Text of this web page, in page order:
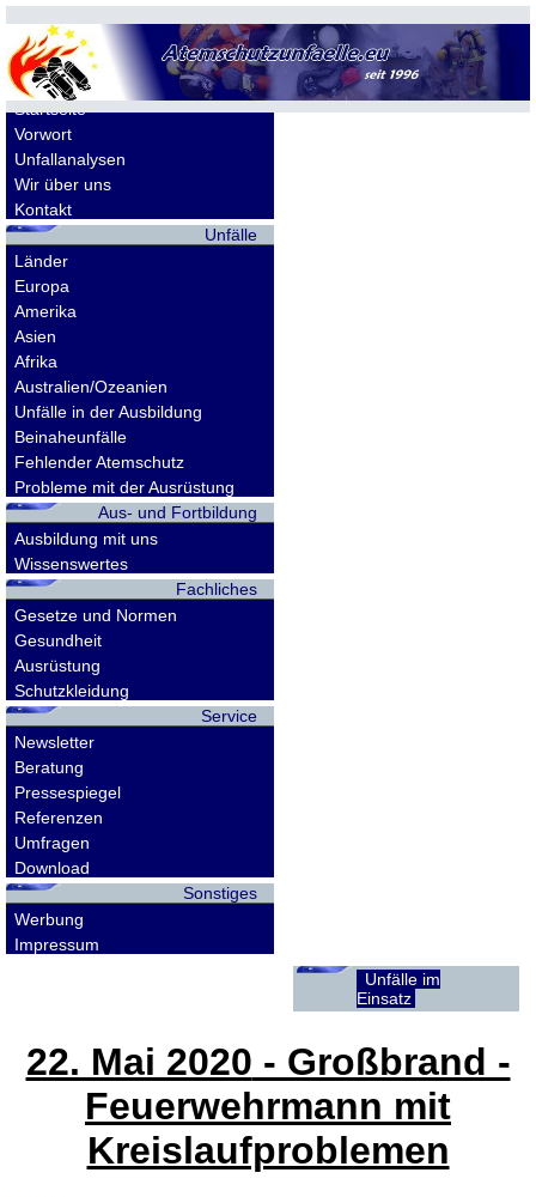
Allgemeines
Startseite
Vorwort
Unfallanalysen
Wir über uns
Kontakt
Unfälle
Länder
Europa
Amerika
Asien
Afrika
Australien/Ozeanien
Unfälle in der Ausbildung
Beinaheunfälle
Fehlender Atemschutz
Probleme mit der Ausrüstung
Aus- und Fortbildung
Ausbildung mit uns
Wissenswertes
Fachliches
Gesetze und Normen
Gesundheit
Ausrüstung
Schutzkleidung
Service
Newsletter
Beratung
Pressespiegel
Referenzen
Umfragen
Download
Sonstiges
Werbung
Impressum
Unfälle im
Einsatz
22. Mai 2020 - Großbrand -
Feuerwehrmann mit
Kreislaufproblemen